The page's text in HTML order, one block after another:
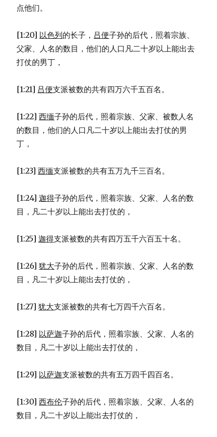
点他们。
[1:20] 以色列的长子， 吕便子孙的后代，照着宗族、
父家、人名的数目，他们的人口凡二十岁以上能出去
打仗的男丁，
[1:21] 吕便支派被数的共有四万六千五百名。
[1:22]西缅子孙的后代，照着宗族、父家、被数人名
的数目，他们的人口凡二十岁以上能出去打仗的男
丁，
[1:23]西缅支派被数的共有五万九千三百名。
[1:24]迦得子孙的后代，照着宗族、父家、人名的数
目，凡二十岁以上能出去打仗的，
[1:25]迦得支派被数的共有四万五千六百五十名。
[1:26]犹大子孙的后代，照着宗族、父家、人名的数
目，凡二十岁以上能出去打仗的，
[1:27]犹大支派被数的共有七万四千六百名。
[1:28] 以萨迦子孙的后代，照着宗族、父家、人名的
数目，凡二十岁以上能出去打仗的，
[1:29] 以萨迦支派被数的共有五万四千四百名。
[1:30]西布伦子孙的后代，照着宗族、父家、人名的
数目，凡二十岁以上能出去打仗的，